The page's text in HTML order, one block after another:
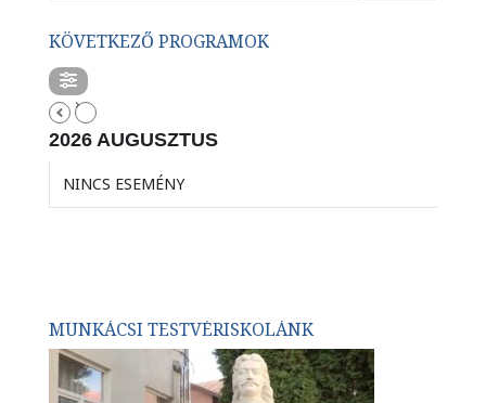
KÖVETKEZŐ PROGRAMOK
2026 AUGUSZTUS
NINCS ESEMÉNY
MUNKÁCSI TESTVÉRISKOLÁNK